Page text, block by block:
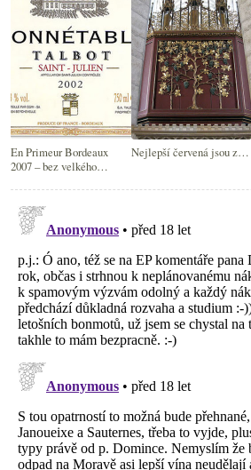
En Primeur Bordeaux
2007 – bez velkého
Nejlepší červená jsou z…